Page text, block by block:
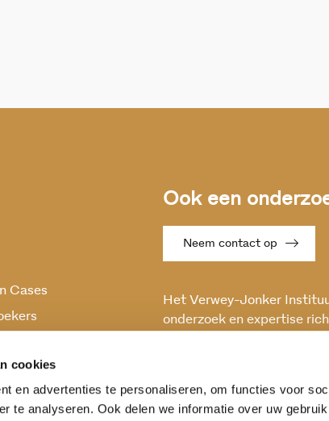
cookies
en advertenties te personaliseren, om functies voor
te analyseren. Ook delen we informatie over uw
Cases
Ook een
Neem contact op
Het Verwey-Jonker
onderzoek en expertise